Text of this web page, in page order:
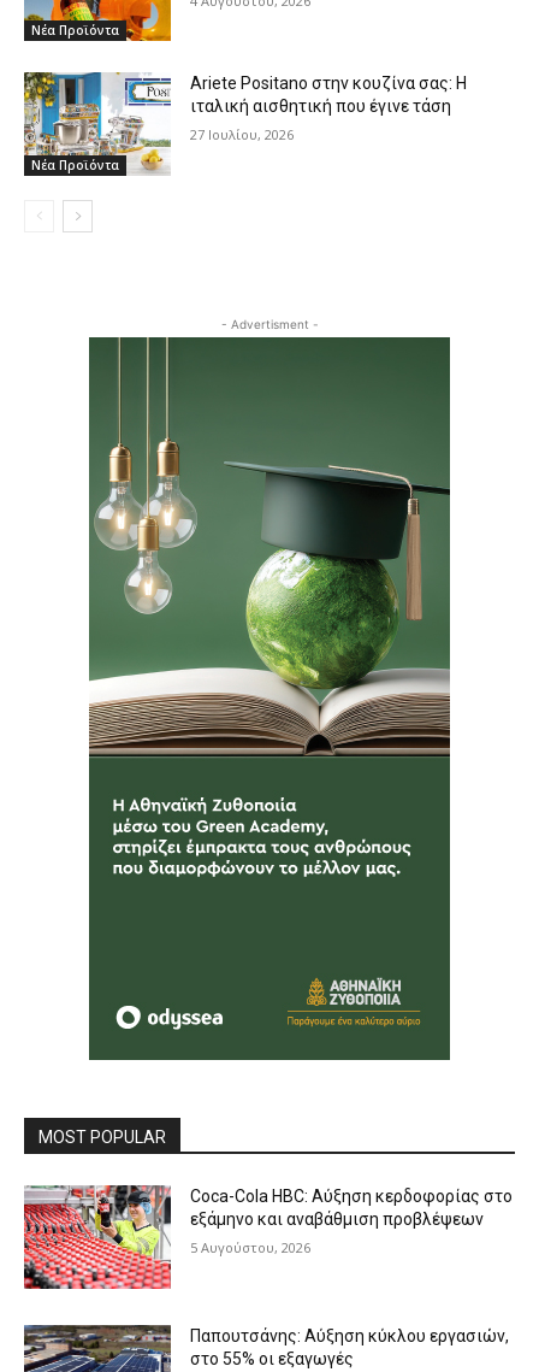
Νέα Προϊόντα
Νέα Προϊόντα
Ariete Positano στην κουζίνα σας: Η
ιταλική αισθητική που έγινε τάση
27 Ιουλίου, 2026
- Advertisment -
MOST POPULAR
Coca-Cola HBC: Αύξηση κερδοφορίας στο
εξάμηνο και αναβάθμιση προβλέψεων
5 Αυγούστου, 2026
Παπουτσάνης: Αύξηση κύκλου εργασιών,
στο 55% οι εξαγωγές